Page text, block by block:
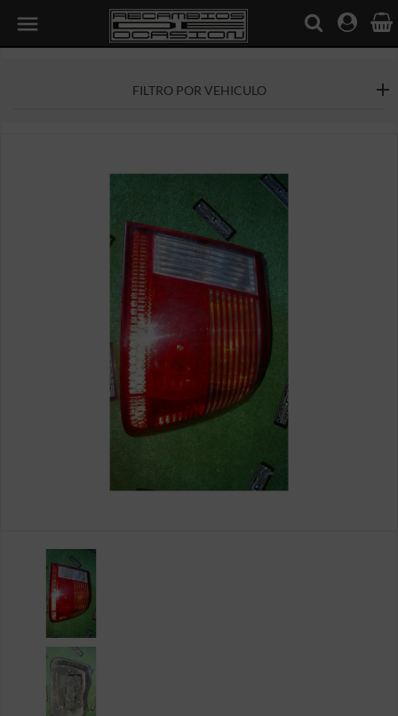

FILTRO POR VEHICULO